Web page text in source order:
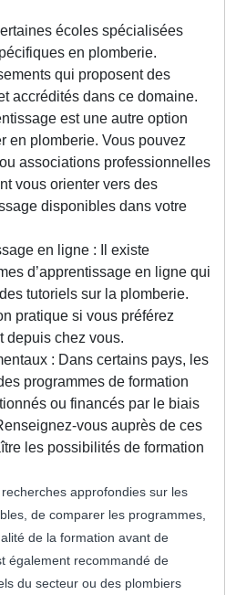
écoles spécialisées
en plomberie.
qui proposent des
accrédités dans ce domaine.
est une autre option
en plomberie. Vous pouvez
associations professionnelles
vous orienter vers des
disponibles dans votre
en ligne : Il existe
d’apprentissage en ligne qui
tutoriels sur la plomberie.
pratique si vous préférez
depuis chez vous.
: Dans certains pays, les
programmes de formation
ou financés par le biais
vous auprès de ces
les possibilités de formation
approfondies sur les
de comparer les programmes,
de la formation avant de
également recommandé de
du secteur ou des plombiers